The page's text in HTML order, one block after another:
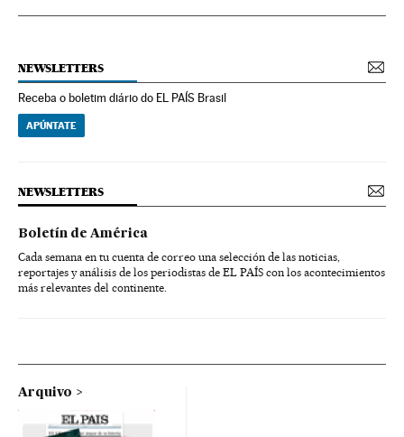
NEWSLETTERS
Receba o boletim diário do EL PAÍS Brasil
APÚNTATE
NEWSLETTERS
Boletín de América
Cada semana en tu cuenta de correo una selección de las noticias,
reportajes y análisis de los periodistas de EL PAÍS con los acontecimientos
más relevantes del continente.
Arquivo